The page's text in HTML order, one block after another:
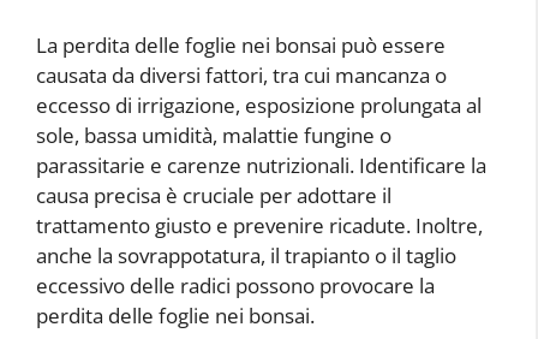
La perdita delle foglie nei bonsai può essere
causata da diversi fattori, tra cui mancanza o
eccesso di irrigazione, esposizione prolungata al
sole, bassa umidità, malattie fungine o
parassitarie e carenze nutrizionali. Identificare la
causa precisa è cruciale per adottare il
trattamento giusto e prevenire ricadute. Inoltre,
anche la sovrappotatura, il trapianto o il taglio
eccessivo delle radici possono provocare la
perdita delle foglie nei bonsai.